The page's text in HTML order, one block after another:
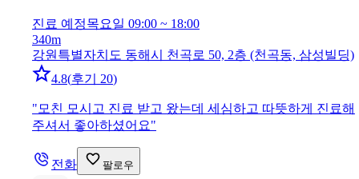
진료 예정목요일 09:00 ~ 18:00
340m
강원특별자치도 동해시 천곡로 50, 2층 (천곡동, 삼성빌딩)
4.8(후기 20)
"모친 모시고 진료 받고 왔는데 세심하고 따뜻하게 진료해
주셔서 좋아하셨어요"
전화 팔로우